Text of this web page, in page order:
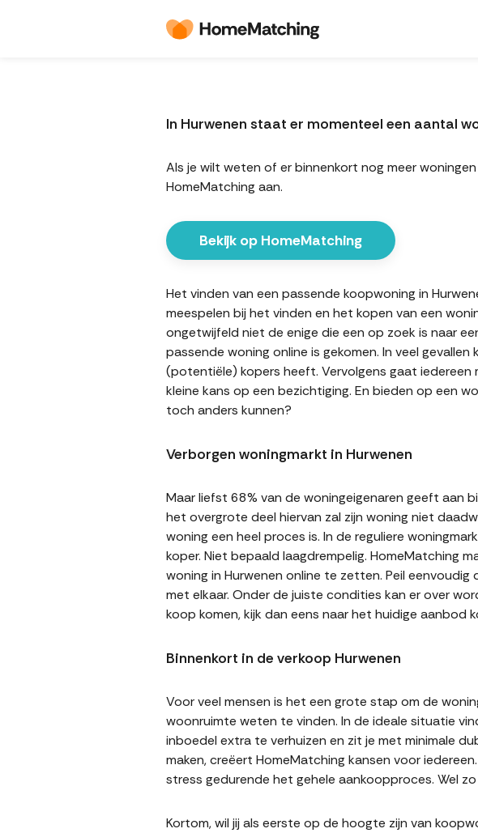
In Hurwenen staat er momenteel een aantal
Als je wilt weten of er binnenkort nog meer
HomeMatching aan.
Bekijk op HomeMatching
Het vinden van een passende koopwoning in
meespelen bij het vinden en het kopen van een
ongetwijfeld niet de enige die een op zoek is naar
passende woning online is gekomen. In veel
(potentiële) kopers heeft. Vervolgens gaat iedereen
kleine kans op een bezichtiging. En bieden op een
toch anders kunnen?
Verborgen woningmarkt in Hurwenen
Maar liefst 68% van de woningeigenaren geeft aan
het overgrote deel hiervan zal zijn woning niet
woning een heel proces is. In de reguliere
koper. Niet bepaald laagdrempelig. HomeMatching
woning in Hurwenen online te zetten. Peil
met elkaar. Onder de juiste condities kan er over
koop komen, kijk dan eens naar het huidige aanbod
Binnenkort in de verkoop Hurwenen
Voor veel mensen is het een grote stap om de
woonruimte weten te vinden. In de ideale situatie
inboedel extra te verhuizen en zit je met minimale
maken, creëert HomeMatching kansen voor
stress gedurende het gehele aankoopproces. Wel
Kortom, wil jij als eerste op de hoogte zijn van